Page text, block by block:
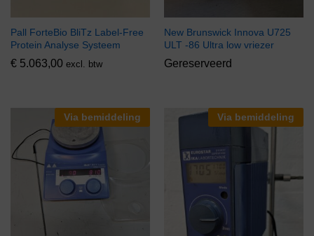
Pall ForteBio BliTz Label-Free
Protein Analyse Systeem
€ 5.063,00 excl. btw
New Brunswick Innova U725
ULT -86 Ultra low vriezer
Gereserveerd
Via bemiddeling Via bemiddeling